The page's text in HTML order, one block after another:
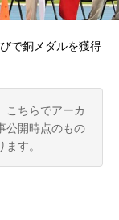
で銅メダルを獲得
こちらでアーカ
公開時点のもの
す。